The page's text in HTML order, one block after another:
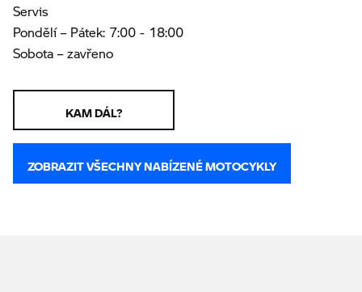
Servis
Pondělí – Pátek: 7:00 - 18:00
Sobota – zavřeno
KAM DÁL?
ZOBRAZIT VŠECHNY NABÍZENÉ MOTOCYKLY